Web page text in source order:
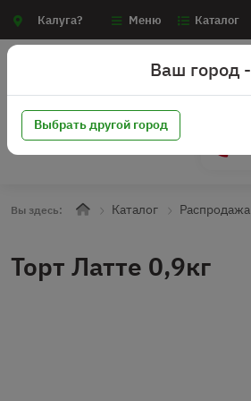
Калуга? Меню Каталог
Вы здесь: Каталог Распродажа
Торт Латте 0,9кг
Ваш город -
Выбрать другой город